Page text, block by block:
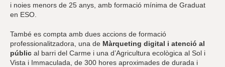
i noies menors de 25 anys, amb formació mínima de Graduat
en ESO.
També es compta amb dues accions de formació
professionalitzadora, una de Màrqueting digital i atenció al
públic al barri del Carme i una d’Agricultura ecològica al Sol i
Vista i Immaculada, de 300 hores aproximades de durada i